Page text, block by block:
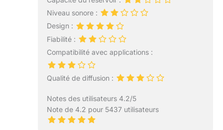
Niveau sonore :
Design :
Fiabilité :
Compatibilité avec applications :
Qualité de diffusion :
Notes des utilisateurs 4.2/5
Note de 4.2 pour 5437 utilisateurs